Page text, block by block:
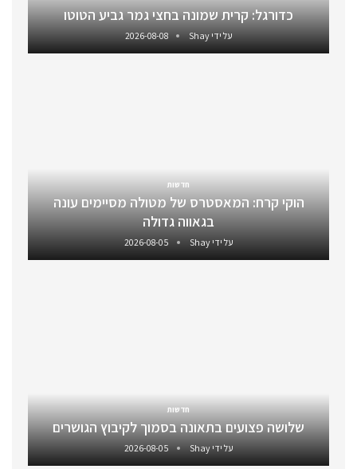
כדורגל: קרית שמונה בחצי גמר גביע הטוטו
על ידיShay
2026-08-08
חדשות
הוקי קרח: המאסטרס של מטולה מסיימים עונה
בגאווה גדולה
על ידיShay
2026-08-05
חדשות
שלושה פצועים בתאונה בסמוך לקיבוץ הגושרים
על ידיShay
2026-08-05